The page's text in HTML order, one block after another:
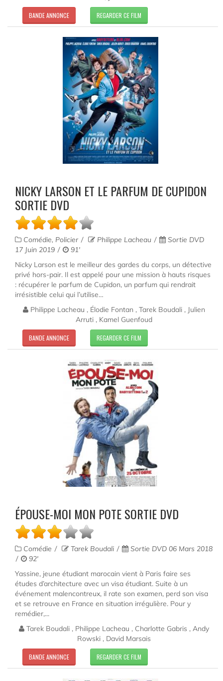
BANDE ANNONCE REGARDER CE FILM
NICKY LARSON ET LE PARFUM DE CUPIDON
SORTIE DVD
Comédie, Policier Philippe Lacheau
Sortie DVD
17 Juin 2019
91'
Nicky Larson est le meilleur des gardes du corps, un détective
privé hors-pair. Il est appelé pour une mission à hauts risques
: récupérer le parfum de Cupidon, un parfum qui rendrait
irrésistible celui qui l’utilise…
Philippe Lacheau , Élodie Fontan , Tarek Boudali , Julien
Arruti , Kamel Guenfoud
BANDE ANNONCE REGARDER CE FILM
ÉPOUSE-MOI MON POTE SORTIE DVD
Comédie Tarek Boudali
Sortie DVD 06 Mars 2018
92'
Yassine, jeune étudiant marocain vient à Paris faire ses
études d’architecture avec un visa étudiant. Suite à un
événement malencontreux, il rate son examen, perd son visa
et se retrouve en France en situation irrégulière. Pour y
remédier,...
Tarek Boudali , Philippe Lacheau , Charlotte Gabris , Andy
Rowski , David Marsais
BANDE ANNONCE REGARDER CE FILM